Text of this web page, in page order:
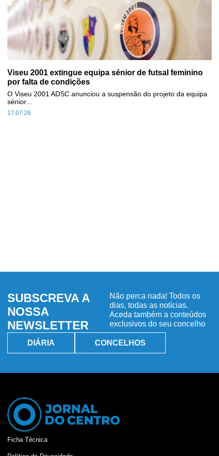
Viseu 2001 extingue equipa sénior de futsal feminino
por falta de condições
17.07.26
O Viseu 2001 ADSC anunciou a suspensão do projeto da equipa
sénior...
SUBSCREVA A
NOSSA
NEWSLETTER
Não perca nada! Todos os
dias, todas as notícias.
Aceda também a conteúdos
exclusivos do seu concelho
DIÁRIA CONCELHOS
Ficha Técnica